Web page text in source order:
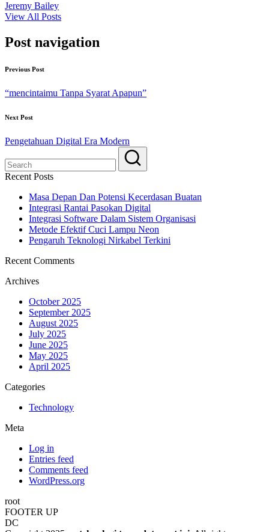
Jeremy Bailey
View All Posts
Post navigation
Previous Post
“mencintaimu Tanpa Syarat Apapun”
Next Post
Pengetahuan Digital Era Modern
Recent Posts
Masa Depan Dan Potensi Kecerdasan Buatan
Integrasi Rantai Pasokan Digital
Integrasi Software Dalam Sistem Organisasi
Metode Efektif Cuci Lampu Neon
Pengaruh Teknologi Nirkabel Terkini
Recent Comments
Archives
October 2025
September 2025
August 2025
July 2025
June 2025
May 2025
April 2025
Categories
Technology
Meta
Log in
Entries feed
Comments feed
WordPress.org
root
FOOTER UP
DC